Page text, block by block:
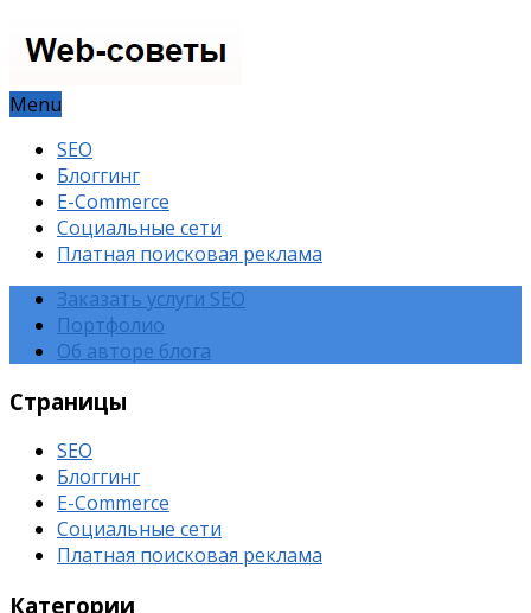
Menu
SEO
Блоггинг
E-Commerce
Социальные сети
Платная поисковая реклама
Заказать услуги SEO
Портфолио
Об авторе блога
Страницы
SEO
Блоггинг
E-Commerce
Социальные сети
Платная поисковая реклама
Категории